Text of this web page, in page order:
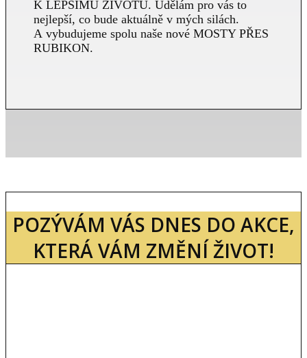
K LEPŠÍMU ŽIVOTU. Udělám pro vás to
nejlepší, co bude aktuálně v mých silách.
A vybudujeme spolu naše nové MOSTY PŘES
RUBIKON.
POZÝVÁM VÁS DNES DO AKCE,
KTERÁ VÁM ZMĚNÍ ŽIVOT!